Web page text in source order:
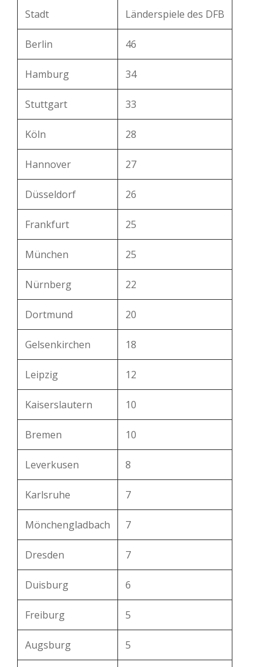
Stadt Länderspiele des DFB
Berlin 46
Hamburg 34
Stuttgart 33
Köln 28
Hannover 27
Düsseldorf 26
Frankfurt 25
München 25
Nürnberg 22
Dortmund 20
Gelsenkirchen 18
Leipzig 12
Kaiserslautern 10
Bremen 10
Leverkusen 8
Karlsruhe 7
Mönchengladbach 7
Dresden 7
Duisburg 6
Freiburg 5
Augsburg 5